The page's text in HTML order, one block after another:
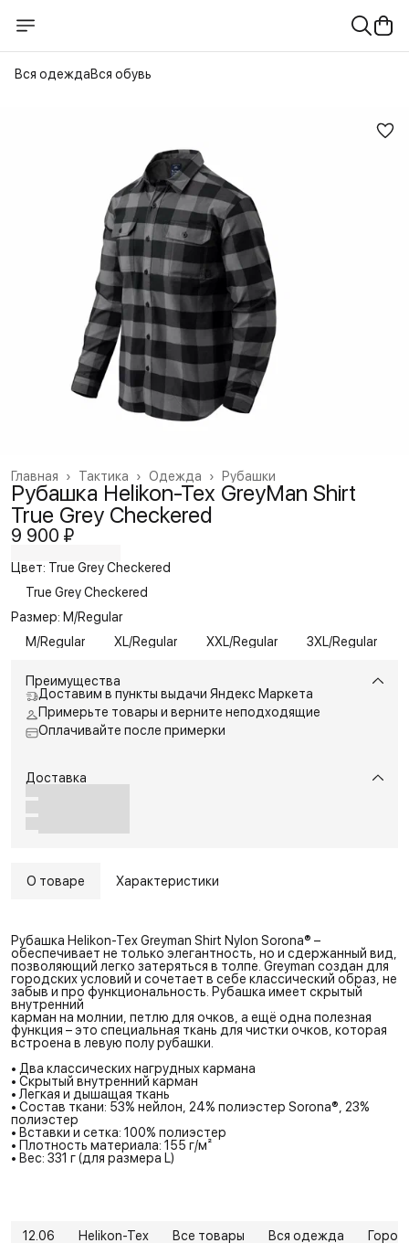
Вся одеждаВся обувь
Рубашки
Одежда ›
Тактика ›
Главная ›
Рубашка Helikon-Tex GreyMan Shirt
True Grey Checkered
9 900 ₽
Цвет: True Grey Checkered
True Grey Checkered
Размер: M/Regular
M/Regular
XL/Regular XXL/Regular 3XL/Regular
Преимущества
Доставим в пункты выдачи Яндекс Маркета
Примерьте товары и верните неподходящие
Оплачивайте после примерки
Доставка
О товаре Характеристики
Рубашка Helikon-Tex Greyman Shirt Nylon Sorona® –
обеспечивает не только элегантность, но и сдержанный вид,
позволяющий легко затеряться в толпе. Greyman создан для
городских условий и сочетает в себе классический образ, не
забыв и про функциональность. Рубашка имеет скрытый
внутренний
карман на молнии, петлю для очков, а ещё одна полезная
функция – это специальная ткань для чистки очков, которая
встроена в левую полу рубашки.
• Два классических нагрудных кармана
• Скрытый внутренний карман
• Легкая и дышащая ткань
• Состав ткани: 53% нейлон, 24% полиэстер Sorona®, 23%
полиэстер
• Вставки и сетка: 100% полиэстер
• Плотность материала: 155 г/м²
• Вес: 331 г (для размера L)
12.06 Helikon-Tex Все товары Вся одежда Город